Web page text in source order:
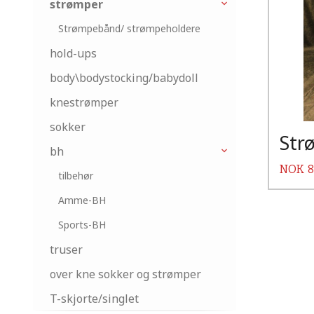
strømper
Strømpebånd/ strømpeholdere
hold-ups
body\bodystocking/babydoll
knestrømper
sokker
bh
tilbehør
Amme-BH
Sports-BH
truser
over kne sokker og strømper
T-skjorte/singlet
Pris
NOK